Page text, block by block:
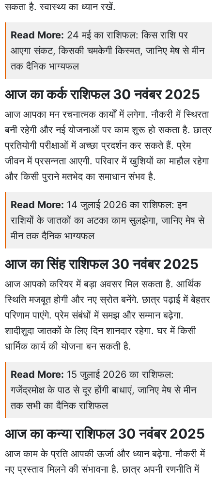
सकता है. स्वास्थ्य का ध्यान रखें.
Read More: 24 मई का राशिफल: किस राशि पर
आएगा संकट, किसकी चमकेगी किस्मत, जानिए मेष से मीन
तक दैनिक भाग्यफल
आज का कर्क राशिफल 30 नवंबर 2025
आज आपका मन रचनात्मक कार्यों में लगेगा. नौकरी में स्थिरता
बनी रहेगी और नई योजनाओं पर काम शुरू हो सकता है. छात्र
प्रतियोगी परीक्षाओं में अच्छा प्रदर्शन कर सकते हैं. प्रेम
जीवन में प्रसन्नता आएगी. परिवार में खुशियों का माहौल रहेगा
और किसी पुराने मतभेद का समाधान संभव है.
Read More: 14 जुलाई 2026 का राशिफल: इन
राशियों के जातकों का अटका काम सुलझेगा, जानिए मेष से
मीन तक दैनिक भाग्यफल
आज का सिंह राशिफल 30 नवंबर 2025
आज आपको करियर में बड़ा अवसर मिल सकता है. आर्थिक
स्थिति मजबूत होगी और नए स्रोत बनेंगे. छात्र पढ़ाई में बेहतर
परिणाम पाएंगे. प्रेम संबंधों में समझ और सम्मान बढ़ेगा.
शादीशुदा जातकों के लिए दिन शानदार रहेगा. घर में किसी
धार्मिक कार्य की योजना बन सकती है.
Read More: 15 जुलाई 2026 का राशिफल:
गजेंद्रमोक्ष के पाठ से दूर होंगी बाधाएं, जानिए मेष से मीन
तक सभी का दैनिक राशिफल
आज का कन्या राशिफल 30 नवंबर 2025
आज काम के प्रति आपकी ऊर्जा और ध्यान बढ़ेगा. नौकरी में
नए प्रस्ताव मिलने की संभावना है. छात्र अपनी रणनीति में